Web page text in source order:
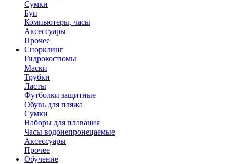
Сумки
Буи
Компьютеры, часы
Аксессуары
Прочее
Снорклинг
Гидрокостюмы
Маски
Трубки
Ласты
Футболки защитные
Обувь для пляжа
Сумки
Наборы для плавания
Часы водонепронецаемые
Аксессуары
Прочее
Обучение